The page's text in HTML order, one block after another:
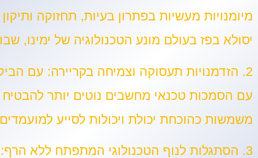
מיומנויות מעשיות בפתרון בעיות, תחזוקה
יסולא בפז בעולם מונע הטכנולוגיה של ימינו,
2. הזדמנויות תעסוקה וצמיחה בקריירה:
עם
עם הסמכות טכנאי מחשבים נוטים יותר
משמשות כהוכחת יכולת ויכולות לסייע
3. הסתגלות לנוף הטכנולוגי המתפתח ללא הרף: